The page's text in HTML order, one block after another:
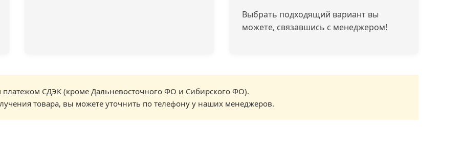
Выбрать подходящий вариант вы
можете, связавшись с менеджером!
СДЭК (кроме Дальневосточного ФО и Сибирского ФО).
товара, вы можете уточнить по телефону у наших менеджеров.